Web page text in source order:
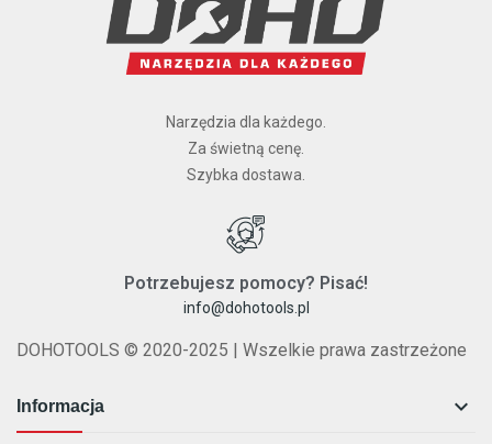
Narzędzia dla każdego.
Za świetną cenę.
Szybka dostawa.
Potrzebujesz pomocy? Pisać!
info@dohotools.pl
DOHOTOOLS © 2020-2025 | Wszelkie prawa zastrzeżone
Informacja 